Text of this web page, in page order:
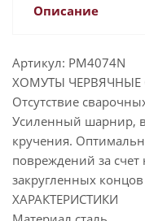
Описание
Артикул: PM4074N
ХОМУТЫ ЧЕРВЯЧНЫЕ
Отсутствие
Усиленный шарнир,
кручения.
повреждений за
закругленных
ХАРАКТЕРИСТИКИ